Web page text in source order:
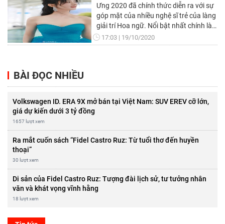
Ưng 2020 đã chính thức diễn ra với sự
góp mặt của nhiều nghệ sĩ trẻ của làng
giải trí Hoa ngữ. Nổi bật nhất chính là
“bà mẹ một con” Triệu Lệ Dĩnh.
17:03 19/10/2020
BÀI ĐỌC NHIỀU
Volkswagen ID. ERA 9X mở bán tại Việt Nam: SUV EREV cỡ lớn,
giá dự kiến dưới 3 tỷ đồng
1657 lượt xem
Ra mắt cuốn sách “Fidel Castro Ruz: Từ tuổi thơ đến huyền
thoại”
30 lượt xem
Di sản của Fidel Castro Ruz: Tượng đài lịch sử, tư tưởng nhân
văn và khát vọng vĩnh hằng
18 lượt xem